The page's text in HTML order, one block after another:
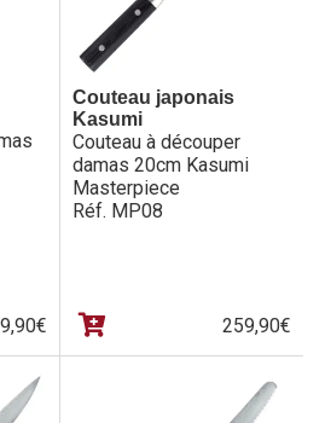
€
Couteau japonais
Kasumi
Couteau à découper
damas 20cm Kasumi
Masterpiece
Réf. MP08
259,90€